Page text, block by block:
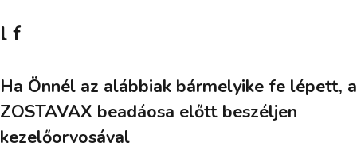
l f
Ha Önnél az alábbiak bármelyike fe lépett, a
ZOSTAVAX beadáosa előtt beszéljen
kezelőorvosával